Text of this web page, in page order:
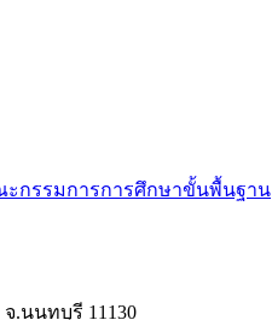
กรรมการการศึกษาขั้นพื้นฐาน
.นนทบุรี 11130